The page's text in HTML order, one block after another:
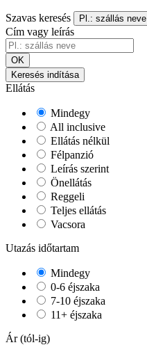
Szavas keresés Pl.: szállás neve
Cím vagy leírás
OK
Keresés indítása
Ellátás
Mindegy
All inclusive
Ellátás nélkül
Félpanzió
Leírás szerint
Önellátás
Reggeli
Teljes ellátás
Vacsora
Utazás időtartam
Mindegy
0-6 éjszaka
7-10 éjszaka
11+ éjszaka
Ár (tól-ig)